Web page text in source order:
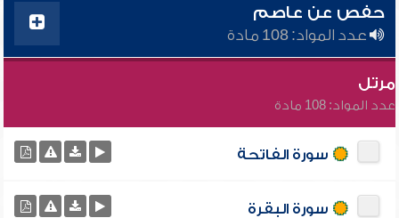
حفص عن عاصم
عدد المواد: 108 مادة
مرتل
عدد المواد: 108 مادة
سورة الفاتحة
سورة البقرة